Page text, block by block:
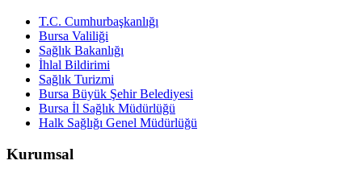
T.C. Cumhurbaşkanlığı
Bursa Valiliği
Sağlık Bakanlığı
İhlal Bildirimi
Sağlık Turizmi
Bursa Büyük Şehir Belediyesi
Bursa İl Sağlık Müdürlüğü
Halk Sağlığı Genel Müdürlüğü
Kurumsal